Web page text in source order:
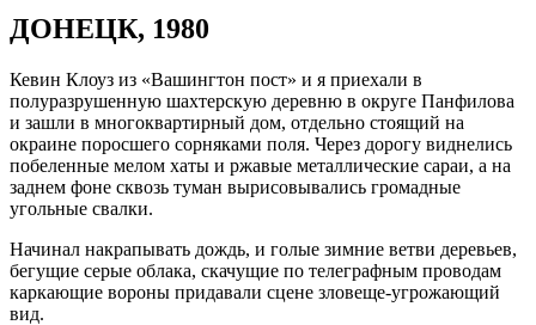
ДОНЕЦК, 1980
Кевин Клоуз из «Вашингтон пост» и я приехали в
полуразрушенную шахтерскую деревню в округе Панфилова
и зашли в многоквартирный дом, отдельно стоящий на
окраине поросшего сорняками поля. Через дорогу виднелись
побеленные мелом хаты и ржавые металлические сараи, а на
заднем фоне сквозь туман вырисовывались громадные
угольные свалки.
Начинал накрапывать дождь, и голые зимние ветви деревьев,
бегущие серые облака, скачущие по телеграфным проводам
каркающие вороны придавали сцене зловеще-угрожающий
вид.